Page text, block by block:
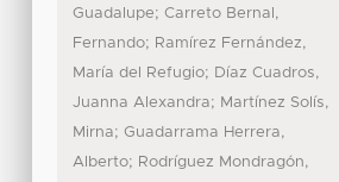
Guadalupe; Carreto Bernal,
Fernando; Ramírez Fernández,
María del Refugio; Díaz Cuadros,
Juanna Alexandra; Martínez Solís,
Mirna; Guadarrama Herrera,
Alberto; Rodríguez Mondragón,